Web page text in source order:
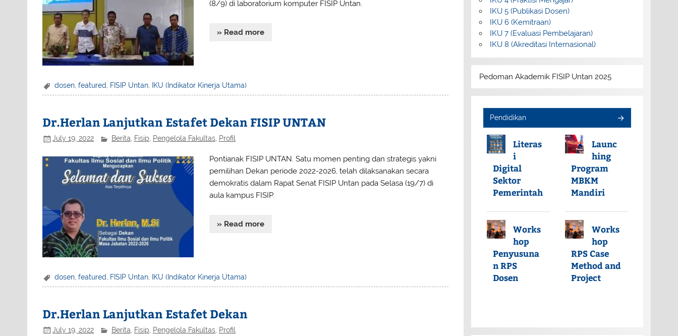
(8/9) di laboratorium komputer FISIP Untan.
» Read more
dosen ,featured FISIP Untan IKU (Indikator Kinerja Utama)
Dr.Herlan Lanjutkan Estafet Dekan FISIP UNTAN
July 19, 2022 Berita Fisip Pengelola Fakultas, Profil
Pontianak FISIP UNTAN. Satu momen penting dan strategis yakni
pemilihan Dekan periode 2022-2026, telah dilaksanakan secara
demokratis dalam Rapat Senat FISIP Untan pada Selasa (19/7) di
aula kampus FISIP.
» Read more
dosen ,featured FISIP Untan IKU (Indikator Kinerja Utama)
Dr.Herlan Lanjutkan Estafet Dekan
July 19, 2022 Berita Fisip Pengelola Fakultas, Profil
IKU 5 (Publikasi Dosen)
IKU 6 (Kemitraan)
IKU 7 (Evaluasi Pembelajaran)
IKU 8 (Akreditasi Internasional)
Pedoman Akademik FISIP Untan 2025
Pendidikan
Literas
i
Digital
Sektor
Pemerintah
Launc
hing
Program
MBKM
Mandiri
Works
hop
Penyusuna
n RPS
Dosen
Works
hop
RPS Case
Method and
Project